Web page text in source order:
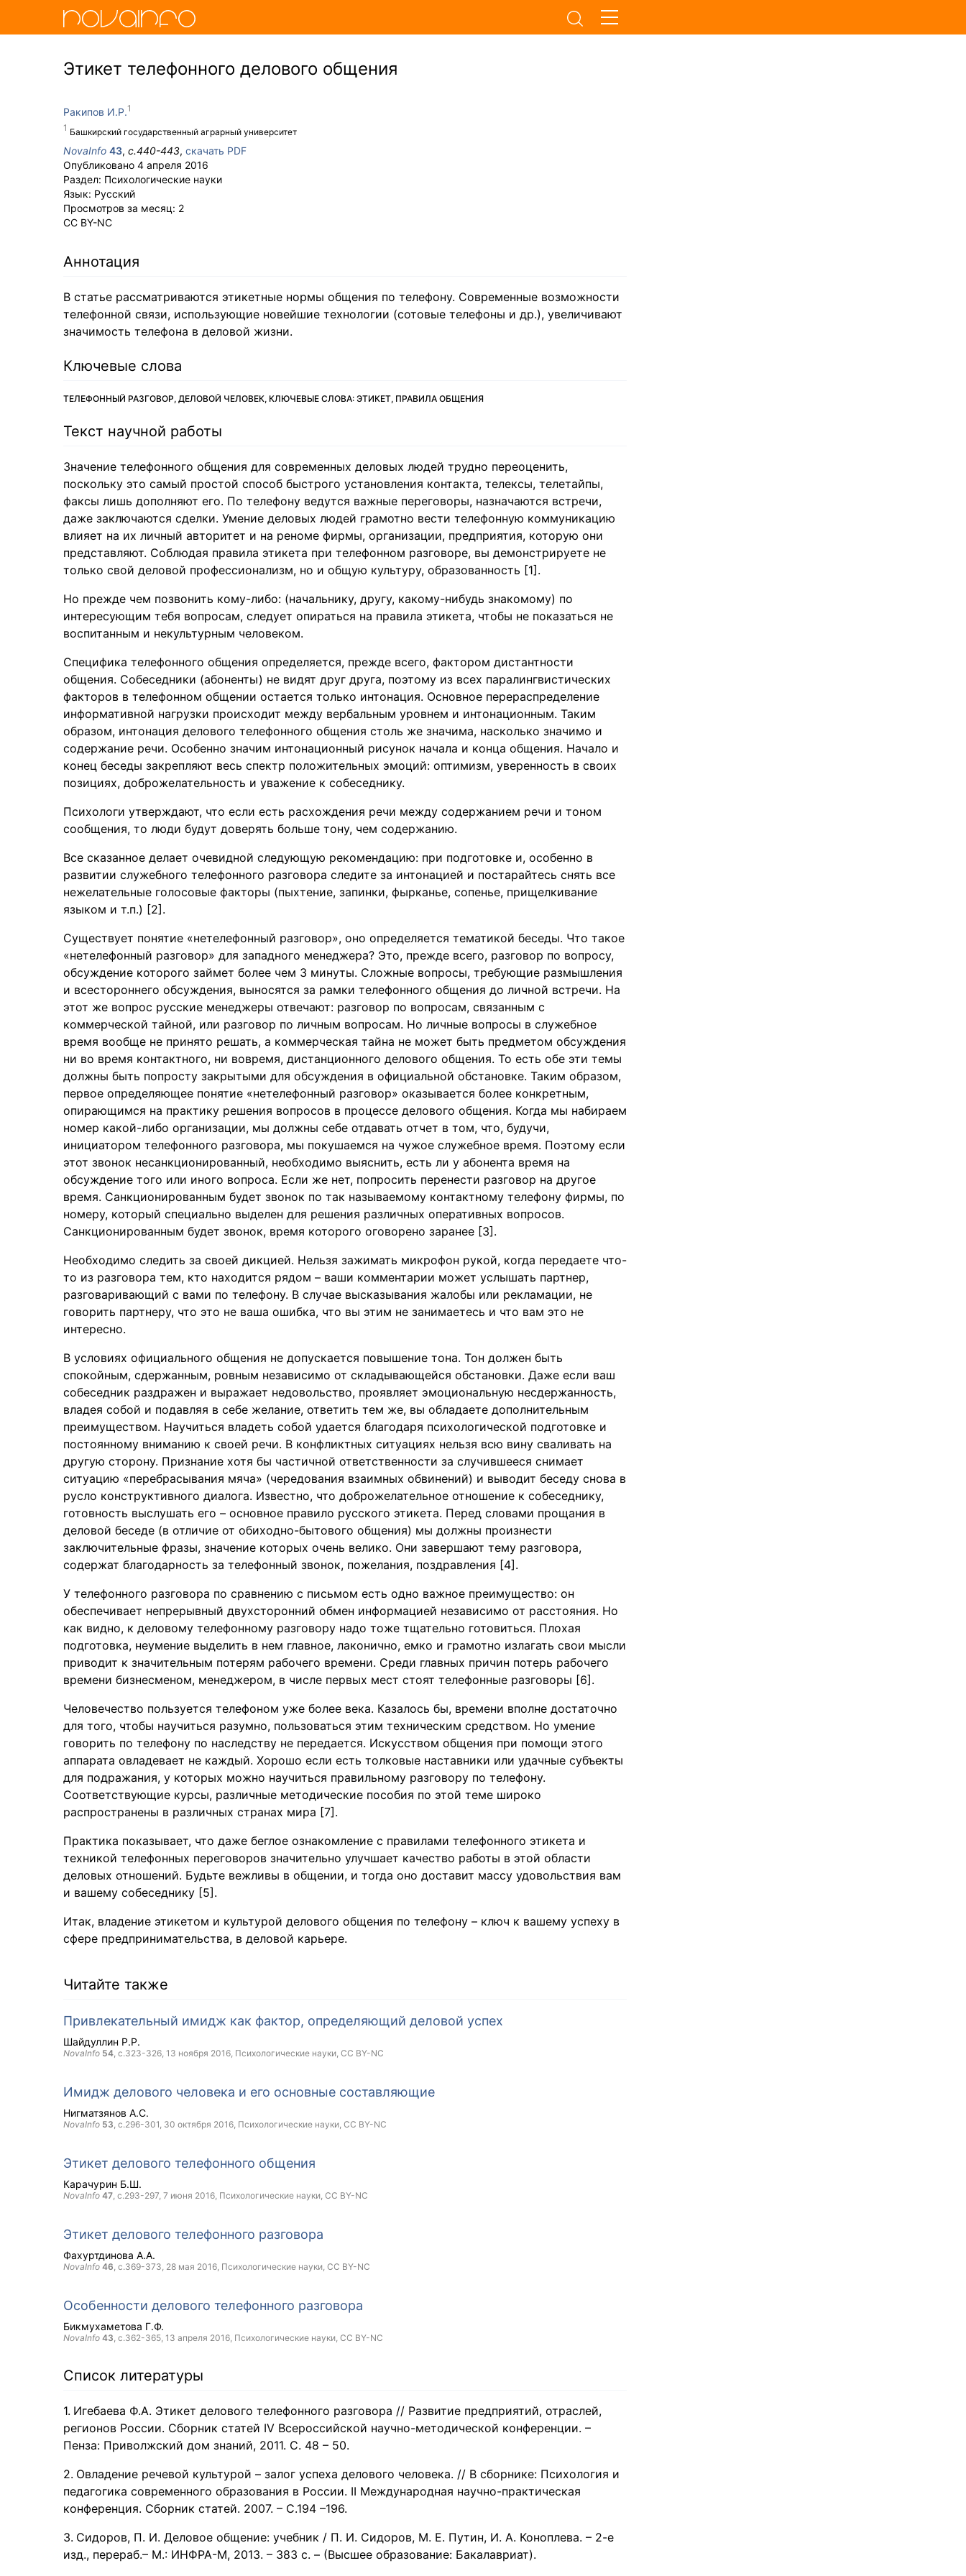
Этикет телефонного делового общения
Ракипов И.Р.
Башкирский государственный аграрный университет
NovaInfo 43, с.440-443, скачать PDF
Опубликовано 4 апреля 2016
Раздел: Психологические науки
Язык: Русский
Просмотров за месяц: 2
CC BY-NC
Аннотация
В статье рассматриваются этикетные нормы общения по телефону. Современные возможности
телефонной связи, использующие новейшие технологии (сотовые телефоны и др.), увеличивают
значимость телефона в деловой жизни.
Ключевые слова
ТЕЛЕФОННЫЙ РАЗГОВОР, ДЕЛОВОЙ ЧЕЛОВЕК, КЛЮЧЕВЫЕ СЛОВА: ЭТИКЕТ, ПРАВИЛА ОБЩЕНИЯ
Текст научной работы
Значение телефонного общения для современных деловых людей трудно переоценить,
поскольку это самый простой способ быстрого установления контакта, телексы, телетайпы,
факсы лишь дополняют его. По телефону ведутся важные переговоры, назначаются встречи,
даже заключаются сделки. Умение деловых людей грамотно вести телефонную коммуникацию
влияет на их личный авторитет и на реноме фирмы, организации, предприятия, которую они
представляют. Соблюдая правила этикета при телефонном разговоре, вы демонстрируете не
только свой деловой профессионализм, но и общую культуру, образованность [1].
Но прежде чем позвонить кому-либо: (начальнику, другу, какому-нибудь знакомому) по
интересующим тебя вопросам, следует опираться на правила этикета, чтобы не показаться не
воспитанным и некультурным человеком.
Специфика телефонного общения определяется, прежде всего, фактором дистантности
общения. Собеседники (абоненты) не видят друг друга, поэтому из всех паралингвистических
факторов в телефонном общении остается только интонация. Основное перераспределение
информативной нагрузки происходит между вербальным уровнем и интонационным. Таким
образом, интонация делового телефонного общения столь же значима, насколько значимо и
содержание речи. Особенно значим интонационный рисунок начала и конца общения. Начало и
конец беседы закрепляют весь спектр положительных эмоций: оптимизм, уверенность в своих
позициях, доброжелательность и уважение к собеседнику.
Психологи утверждают, что если есть расхождения речи между содержанием речи и тоном
сообщения, то люди будут доверять больше тону, чем содержанию.
Все сказанное делает очевидной следующую рекомендацию: при подготовке и, особенно в
развитии служебного телефонного разговора следите за интонацией и постарайтесь снять все
нежелательные голосовые факторы (пыхтение, запинки, фырканье, сопенье, прищелкивание
языком и т.п.) [2].
Существует понятие «нетелефонный разговор», оно определяется тематикой беседы. Что такое
«нетелефонный разговор» для западного менеджера? Это, прежде всего, разговор по вопросу,
обсуждение которого займет более чем 3 минуты. Сложные вопросы, требующие размышления
и всестороннего обсуждения, выносятся за рамки телефонного общения до личной встречи. На
этот же вопрос русские менеджеры отвечают: разговор по вопросам, связанным с
коммерческой тайной, или разговор по личным вопросам. Но личные вопросы в служебное
время вообще не принято решать, а коммерческая тайна не может быть предметом обсуждения
ни во время контактного, ни вовремя, дистанционного делового общения. То есть обе эти темы
должны быть попросту закрытыми для обсуждения в официальной обстановке. Таким образом,
первое определяющее понятие «нетелефонный разговор» оказывается более конкретным,
опирающимся на практику решения вопросов в процессе делового общения. Когда мы набираем
номер какой-либо организации, мы должны себе отдавать отчет в том, что, будучи,
инициатором телефонного разговора, мы покушаемся на чужое служебное время. Поэтому если
этот звонок несанкционированный, необходимо выяснить, есть ли у абонента время на
обсуждение того или иного вопроса. Если же нет, попросить перенести разговор на другое
время. Санкционированным будет звонок по так называемому контактному телефону фирмы, по
номеру, который специально выделен для решения различных оперативных вопросов.
Санкционированным будет звонок, время которого оговорено заранее [3].
Необходимо следить за своей дикцией. Нельзя зажимать микрофон рукой, когда передаете что-
то из разговора тем, кто находится рядом – ваши комментарии может услышать партнер,
разговаривающий с вами по телефону. В случае высказывания жалобы или рекламации, не
говорить партнеру, что это не ваша ошибка, что вы этим не занимаетесь и что вам это не
интересно.
В условиях официального общения не допускается повышение тона. Тон должен быть
спокойным, сдержанным, ровным независимо от складывающейся обстановки. Даже если ваш
собеседник раздражен и выражает недовольство, проявляет эмоциональную несдержанность,
владея собой и подавляя в себе желание, ответить тем же, вы обладаете дополнительным
преимуществом. Научиться владеть собой удается благодаря психологической подготовке и
постоянному вниманию к своей речи. В конфликтных ситуациях нельзя всю вину сваливать на
другую сторону. Признание хотя бы частичной ответственности за случившееся снимает
ситуацию «перебрасывания мяча» (чередования взаимных обвинений) и выводит беседу снова в
русло конструктивного диалога. Известно, что доброжелательное отношение к собеседнику,
готовность выслушать его – основное правило русского этикета. Перед словами прощания в
деловой беседе (в отличие от обиходно-бытового общения) мы должны произнести
заключительные фразы, значение которых очень велико. Они завершают тему разговора,
содержат благодарность за телефонный звонок, пожелания, поздравления [4].
У телефонного разговора по сравнению с письмом есть одно важное преимущество: он
обеспечивает непрерывный двухсторонний обмен информацией независимо от расстояния. Но
как видно, к деловому телефонному разговору надо тоже тщательно готовиться. Плохая
подготовка, неумение выделить в нем главное, лаконично, емко и грамотно излагать свои мысли
приводит к значительным потерям рабочего времени. Среди главных причин потерь рабочего
времени бизнесменом, менеджером, в числе первых мест стоят телефонные разговоры [6].
Человечество пользуется телефоном уже более века. Казалось бы, времени вполне достаточно
для того, чтобы научиться разумно, пользоваться этим техническим средством. Но умение
говорить по телефону по наследству не передается. Искусством общения при помощи этого
аппарата овладевает не каждый. Хорошо если есть толковые наставники или удачные субъекты
для подражания, у которых можно научиться правильному разговору по телефону.
Соответствующие курсы, различные методические пособия по этой теме широко
распространены в различных странах мира [7].
Практика показывает, что даже беглое ознакомление с правилами телефонного этикета и
техникой телефонных переговоров значительно улучшает качество работы в этой области
деловых отношений. Будьте вежливы в общении, и тогда оно доставит массу удовольствия вам
и вашему собеседнику [5].
Итак, владение этикетом и культурой делового общения по телефону – ключ к вашему успеху в
сфере предпринимательства, в деловой карьере.
Читайте также
Привлекательный имидж как фактор, определяющий деловой успех
Шайдуллин Р.Р.
NovaInfo 54, с.323-326, 13 ноября 2016, Психологические науки, CC BY-NC
Имидж делового человека и его основные составляющие
Нигматзянов А.С.
NovaInfo 53, с.296-301, 30 октября 2016, Психологические науки, CC BY-NC
Этикет делового телефонного общения
Карачурин Б.Ш.
NovaInfo 47, с.293-297, 7 июня 2016, Психологические науки, CC BY-NC
Этикет делового телефонного разговора
Фахуртдинова А.А.
NovaInfo 46, с.369-373, 28 мая 2016, Психологические науки, CC BY-NC
Особенности делового телефонного разговора
Бикмухаметова Г.Ф.
NovaInfo 43, с.362-365, 13 апреля 2016, Психологические науки, CC BY-NC
Список литературы
Игебаева Ф.А. Этикет делового телефонного разговора // Развитие предприятий, отраслей,
регионов России. Сборник статей IV Всероссийской научно-методической конференции. –
Пенза: Приволжский дом знаний, 2011. С. 48 – 50.
Овладение речевой культурой – залог успеха делового человека. // В сборнике: Психология и
педагогика современного образования в России. II Международная научно-практическая
конференция. Сборник статей. 2007. – С.194 –196.
Сидоров, П. И. Деловое общение: учебник / П. И. Сидоров, М. Е. Путин, И. А. Коноплева. – 2-е
изд., перераб.– М.: ИНФРА-М, 2013. – 383 с. – (Высшее образование: Бакалавриат).